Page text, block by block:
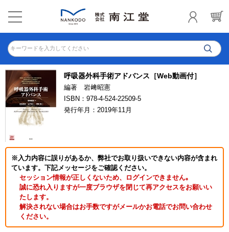
キーワードを入力してください
呼吸器外科手術アドバンス［Web動画付］
編著 岩﨑昭憲
ISBN：978-4-524-22509-5
発行年月：2019年11月
※入力内容に誤りがあるか、弊社でお取り扱いできない内容が含まれ
ています。下記メッセージをご確認ください。
セッション情報が正しくないため、ログインできません｡
誠に恐れ入りますが一度ブラウザを閉じて再アクセスをお願いい
たします。
解決されない場合はお手数ですがメールかお電話でお問い合わせ
ください。